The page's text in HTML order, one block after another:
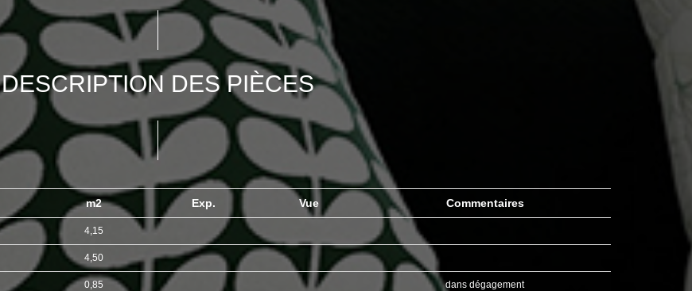
DESCRIPTION DES PIÈCES
m2 Exp. Vue Commentaires
4,15
4,50
0,85 dans dégagement